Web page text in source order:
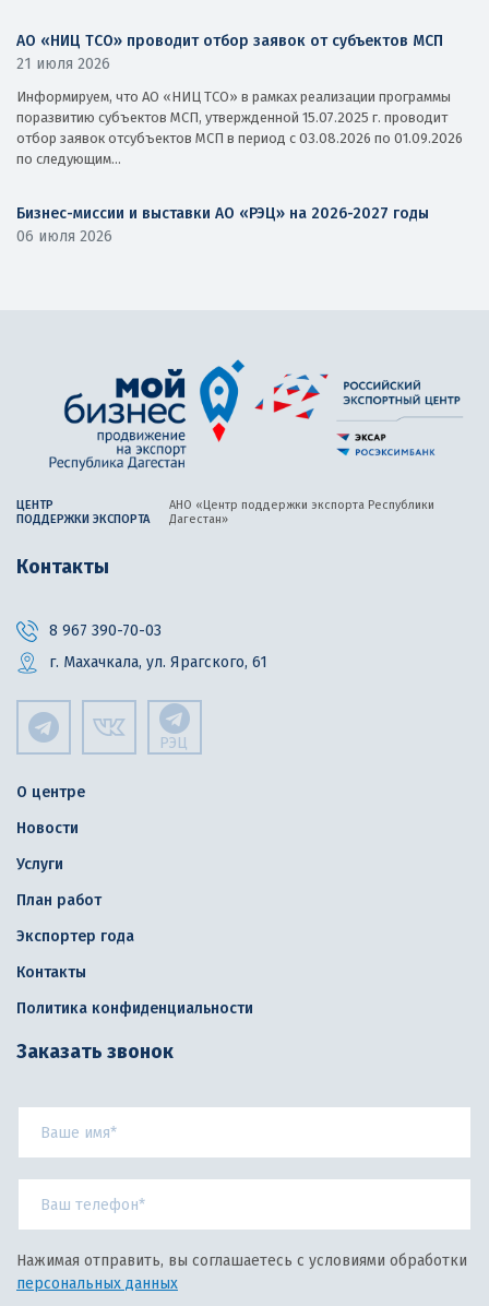
АО «НИЦ ТСО» проводит отбор заявок от субъектов МСП
21 июля 2026
Информируем, что АО «НИЦ ТСО» в рамках реализации программы
поразвитию субъектов МСП, утвержденной 15.07.2025 г. проводит
отбор заявок отсубъектов МСП в период с 03.08.2026 по 01.09.2026
по следующим...
Бизнес-миссии и выставки АО «РЭЦ» на 2026-2027 годы
06 июля 2026
ЦЕНТР
ПОДДЕРЖКИ ЭКСПОРТА
АНО «Центр поддержки экспорта Республики
Дагестан»
Контакты
8 967 390-70-03
г. Махачкала, ул. Ярагского, 61
РЭЦ
О центре
Новости
Услуги
План работ
Экспортер года
Контакты
Политика конфиденциальности
Заказать звонок
Нажимая отправить, вы соглашаетесь с условиями обработки
персональных данных